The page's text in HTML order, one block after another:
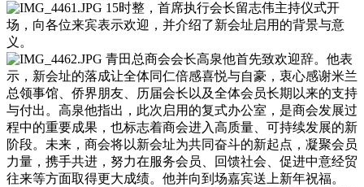
15时整，首席执行会长留志伟主持仪式开
场，向各位来宾表示欢迎，并介绍了新会址启用的背景与意
义。
青田总商会会长高泉他首先致欢迎辞。他表
示，新会址的落成让全体同仁倍感喜悦与自豪，衷心感谢米兰
总领事馆、侨界朋友、历届会长以及全体会员长期以来的支持
与付出。高泉他指出，此次启用的复式办公室，是商会发展过
程中的重要成果，也标志着商会进入高质量、可持续发展的新
阶段。未来，商会将以新会址为共同奋斗的新起点，凝聚会员
力量，携手共进，努力在服务会员、回馈社会、促进中意经贸
往来等方面取得更大成绩。他并向到场嘉宾送上新年祝福。